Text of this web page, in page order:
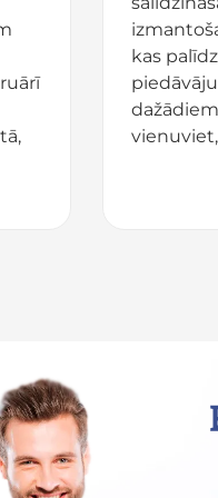
kas
Iesaku
meklē